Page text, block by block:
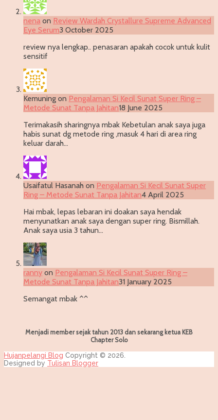
nena on Review Wardah Crystallure Supreme Advanced
Eye Serum3 October 2025
review nya lengkap.. penasaran apakah cocok untuk kulit
sensitif
Kemuning on Pengalaman Si Kecil Sunat Super Ring –
Metode Sunat Tanpa Jahitan18 June 2025
Terimakasih sharingnya mbak Kebetulan anak saya juga
habis sunat dg metode ring ,masuk 4 hari di area ring
keluar darah…
Usaifatul Hasanah on Pengalaman Si Kecil Sunat Super
Ring – Metode Sunat Tanpa Jahitan4 April 2025
Hai mbak, lepas lebaran ini doakan saya hendak
menyunatkan anak saya dengan super ring. Bismillah.
Anak saya usia 3 tahun…
ranny on Pengalaman Si Kecil Sunat Super Ring –
Metode Sunat Tanpa Jahitan31 January 2025
Semangat mbak ^^
Menjadi member sejak tahun 2013 dan sekarang ketua KEB
Chapter Solo
Hujanpelangi Blog Copyright © 2026.
Designed by Tulisan Blogger